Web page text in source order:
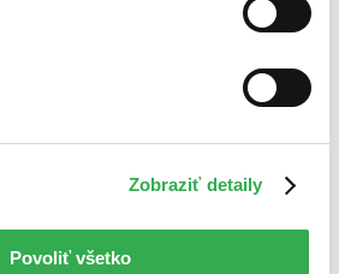
Zobraziť detaily
Povoliť všetko
vyhovujúci zadaným podmienkam.
výraz.